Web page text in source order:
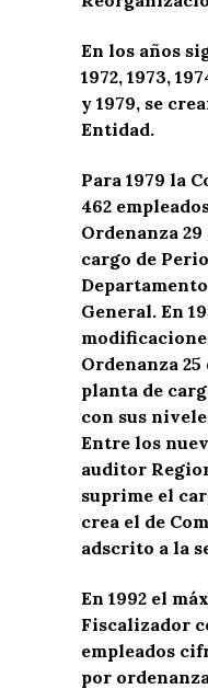
En los años
1972, 1973,
y 1979, se
Entidad.
Para 1979 la
462
Ordenanza 29
cargo de
General. En
Ordenanza
planta de
con sus
Entre los
auditor
suprime el
crea el de
adscrito a la
En 1992 el
Fiscalizador
empleados
por